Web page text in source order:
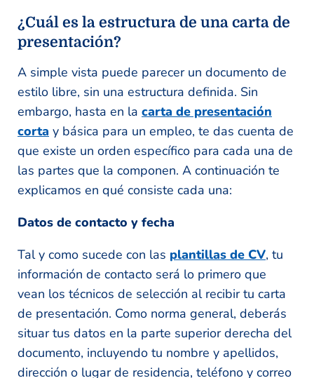
¿Cuál es la estructura de una carta de
presentación?
A simple vista puede parecer un documento de
estilo libre, sin una estructura definida. Sin
embargo, hasta en la carta de presentación
corta y básica para un empleo, te das cuenta de
que existe un orden específico para cada una de
las partes que la componen. A continuación te
explicamos en qué consiste cada una:
Datos de contacto y fecha
Tal y como sucede con las plantillas de CV, tu
información de contacto será lo primero que
vean los técnicos de selección al recibir tu carta
de presentación. Como norma general, deberás
situar tus datos en la parte superior derecha del
documento, incluyendo tu nombre y apellidos,
dirección o lugar de residencia, teléfono y correo